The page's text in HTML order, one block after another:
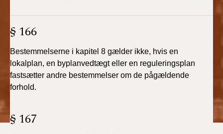
BR18 (1/1- 31/12
2023)
BR18 (17/9 - 31/12
2022)
BR18 (1/7 - 16/9
BR18 (1/1 - 30/6
§ 166
Bestemmelserne i kapitel 8 gælder ikke, hvis en
lokalplan, en byplanvedtægt eller en reguleringsplan
fastsætter andre bestemmelser om de pågældende
forhold.
§ 167